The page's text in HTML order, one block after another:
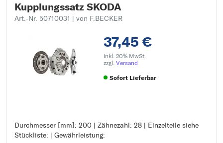
Kupplungssatz SKODA
Art.-Nr. 50710031 | von F.BECKER
37,45 €
inkl. 20% MwSt.
zzgl. Versand
Sofort Lieferbar
Durchmesser [mm]: 200 | Zähnezahl: 28 | Einzelteile siehe
Stückliste: | Gewährleistung:
Durchmesser [mm]: 200
Zähnezahl: 28